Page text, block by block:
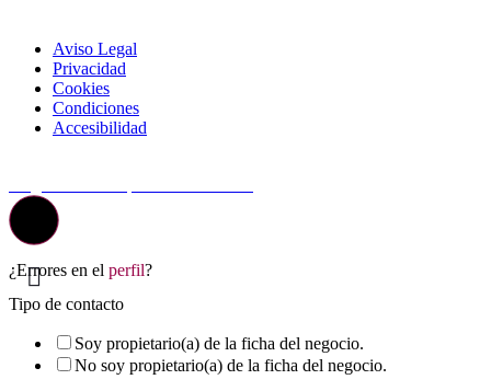
Aviso Legal
Privacidad
Cookies
Condiciones
Accesibilidad
¿Errores en el perfil?
Tipo de contacto
Soy propietario(a) de la ficha del negocio.
No soy propietario(a) de la ficha del negocio.